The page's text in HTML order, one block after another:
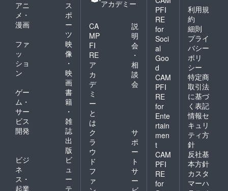
アニ
メ・
漫画
ス
ポ
ー
ツ
ファ
ッ
ショ
ン
映
像
・
映
画
ゲー
ム・
サー
ビス
開発
書
籍
・
雑
誌
出
版
ビジ
ネ
ス・
起業
ビ
ュ
ー
テ
アカデミー
CA
MP
FI
RE
ア
カ
デ
ミ
ー
と
は
説
明
会
・
相
談
会
ク
ラ
ウ
ド
フ
ァ
サ
ポ
ー
ト
サ
ー
PFI
RE
for
Soci
al
Goo
d
CAM
PFI
RE
for
Ente
rtain
men
t
CAM
PFI
RE
for
利用規
約
細則
プライ
バシー
ポリ
シー
特定商
取引法
に基づ
く表記
情報セ
キュリ
ティ方
針
反社基
本方針
カスタ
マーハ